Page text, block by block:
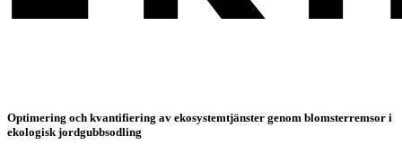
Optimering och kvantifiering av ekosystemtjänster genom blomsterremsor i
ekologisk jordgubbsodling